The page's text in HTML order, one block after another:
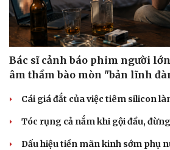
Bác sĩ cảnh báo phim người
âm thầm bào mòn "bản lĩnh
Cái giá đắt của việc tiêm silicon
Tóc rụng cả nắm khi gội đầu,
Dấu hiệu tiền mãn kinh sớm phụ